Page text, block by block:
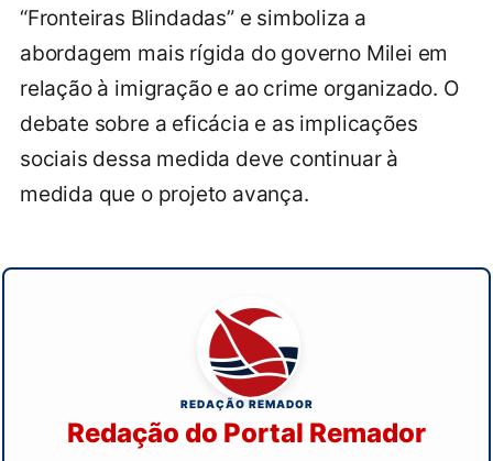
“Fronteiras Blindadas” e simboliza a
abordagem mais rígida do governo Milei em
relação à imigração e ao crime organizado. O
debate sobre a eficácia e as implicações
sociais dessa medida deve continuar à
medida que o projeto avança.
REDAÇÃO REMADOR
Redação do Portal Remador